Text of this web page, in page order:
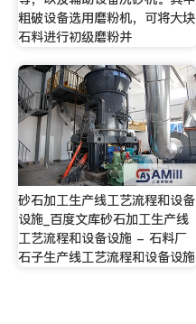
粗破设备选用磨粉机，可将大块
石料进行初级磨粉并
砂石加工生产线工艺流程和设备
设施_百度文库砂石加工生产线
工艺流程和设备设施 - 石料厂
石子生产线工艺流程和设备设施